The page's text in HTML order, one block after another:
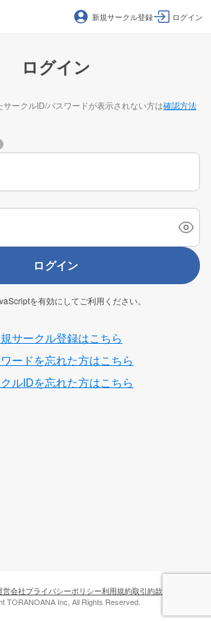
新規サークル登録 ログイン
ログイン
ークルID/パスワードが表示されない方は確認方法
ログイン
を有効にしてご利用ください。
サークル登録はこちら
ードを忘れた方はこちら
ルIDを忘れた方はこちら
営会社プライバシーポリシー利用規約取引約款
TORANOANA Inc, All Rights Reserved.